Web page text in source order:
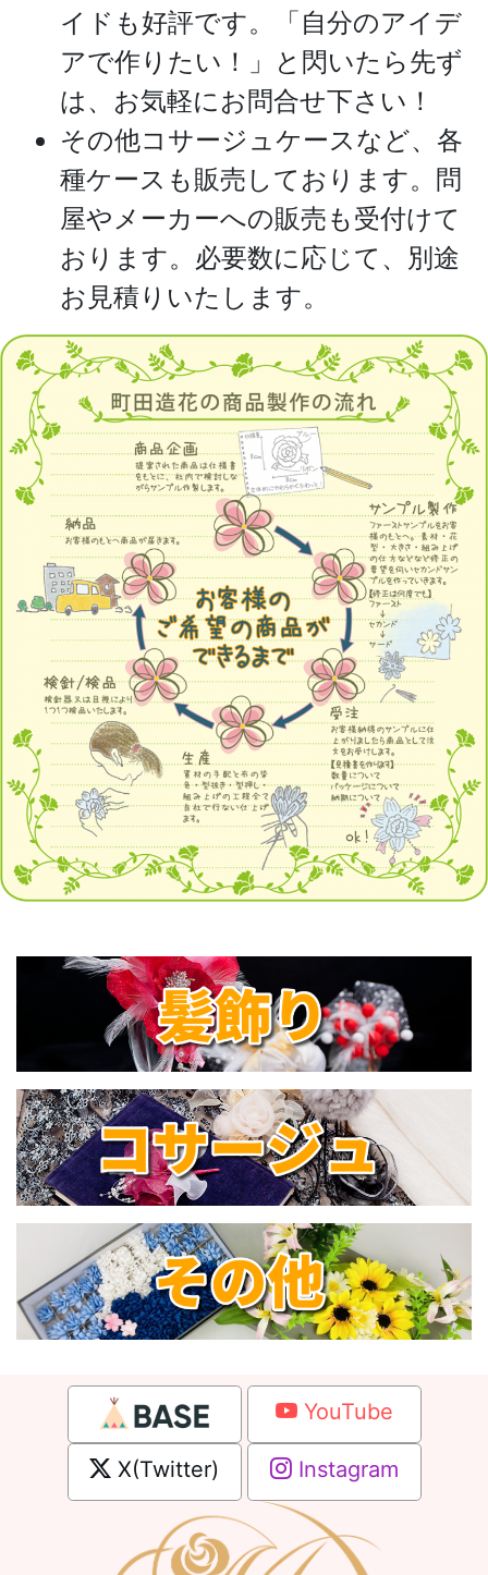
イドも好評です。「自分のアイデ
アで作りたい！」と閃いたら先ず
は、お気軽にお問合せ下さい！
その他コサージュケースなど、各
種ケースも販売しております。問
屋やメーカーへの販売も受付けて
おります。必要数に応じて、別途
お見積りいたします。
YouTube
X(Twitter) Instagram